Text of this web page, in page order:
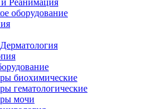
и Реанимация
оборудование
биохимические
гематологические
мочи